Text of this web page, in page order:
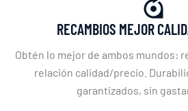
RECAMBIOS MEJOR
Obtén lo mejor de ambos mundos:
relación calidad/precio.
garantizados, sin